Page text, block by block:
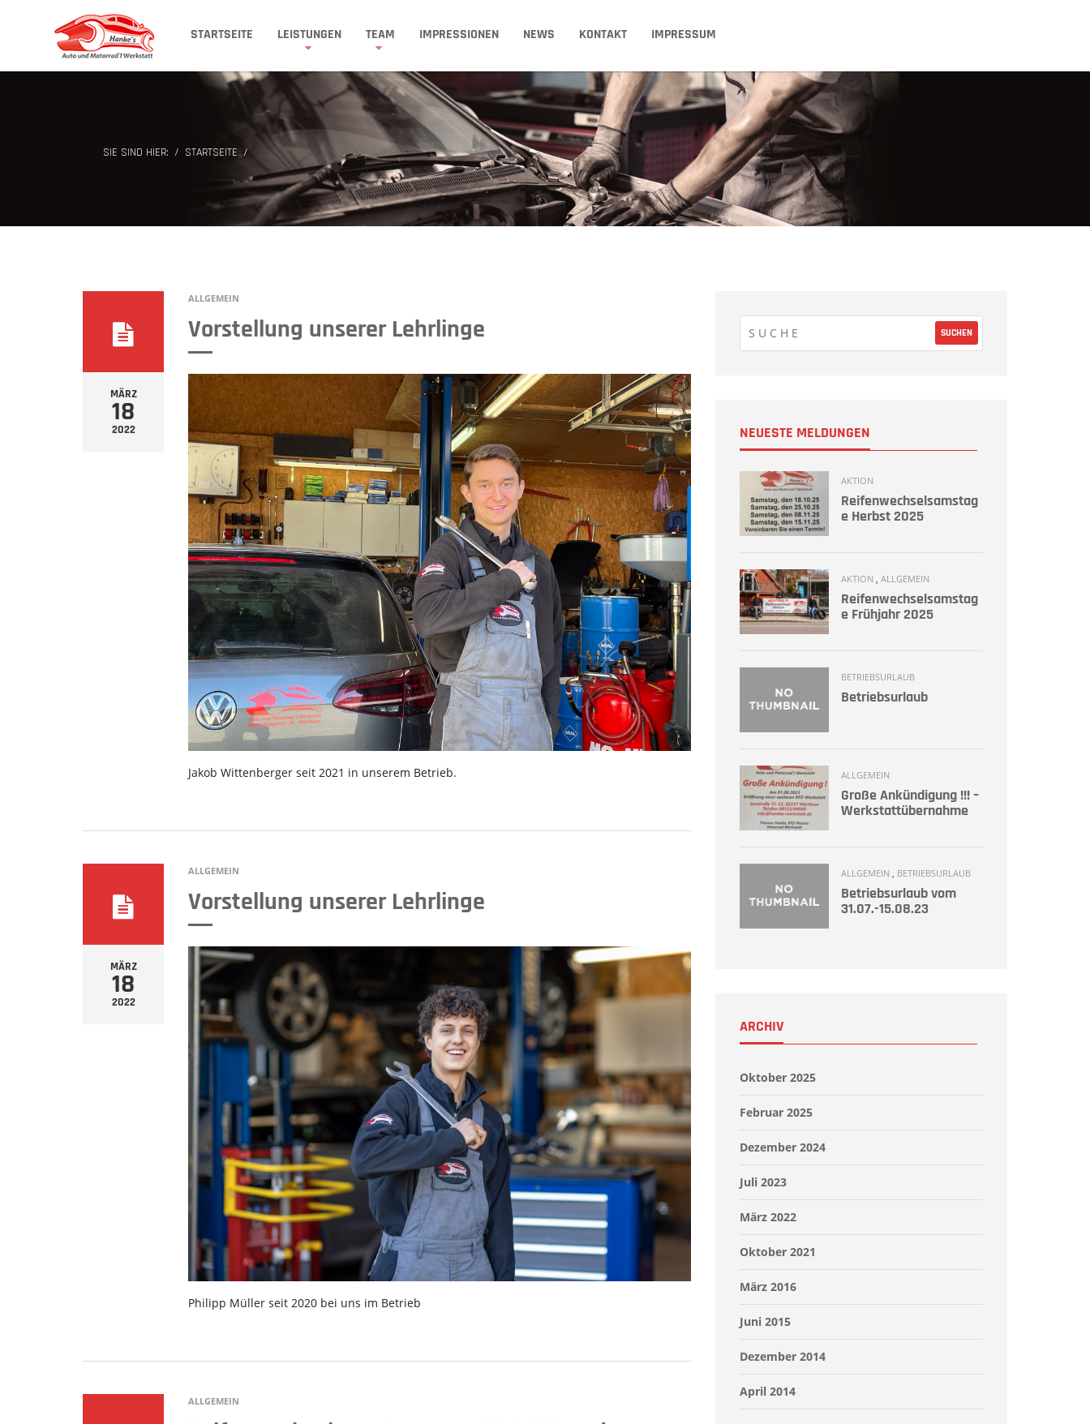
STARTSEITE LEISTUNGEN TEAM IMPRESSIONEN NEWS KONTAKT IMPRESSUM
SIE SIND HIER: STARTSEITE
MÄRZ
18
2022
ALLGEMEIN
Vorstellung unserer Lehrlinge
Jakob Wittenberger seit 2021 in unserem Betrieb.
MÄRZ
18
2022
ALLGEMEIN
Vorstellung unserer Lehrlinge
Philipp Müller seit 2020 bei uns im Betrieb
ALLGEMEIN
NEUESTE MELDUNGEN
AKTION
Reifenwechselsamstag
e Herbst 2025
AKTION , ALLGEMEIN
Reifenwechselsamstag
e Frühjahr 2025
BETRIEBSURLAUB
Betriebsurlaub
ALLGEMEIN
Große Ankündigung !!! –
Werkstattübernahme
ALLGEMEIN , BETRIEBSURLAUB
Betriebsurlaub vom
31.07.-15.08.23
ARCHIV
Oktober 2025
Februar 2025
Dezember 2024
Juli 2023
März 2022
Oktober 2021
März 2016
Juni 2015
Dezember 2014
April 2014